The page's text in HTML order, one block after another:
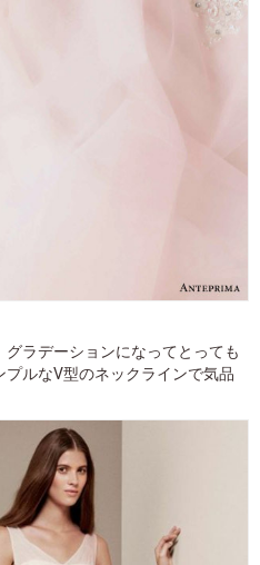
ラデーションになってとっても
ルなV型のネックラインで気品